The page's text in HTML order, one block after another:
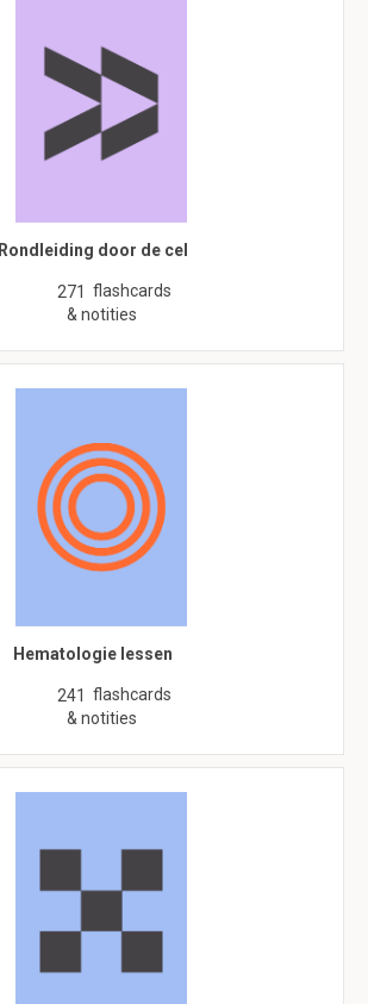
Rondleiding door de cel
271 flashcards
& notities
Hematologie lessen
241 flashcards
& notities